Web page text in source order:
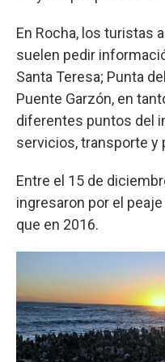
En Rocha, los turistas
suelen pedir
Santa Teresa; Punta
Puente Garzón, en
diferentes puntos del
servicios, transporte y
Entre el 15 de
ingresaron por el
que en 2016.